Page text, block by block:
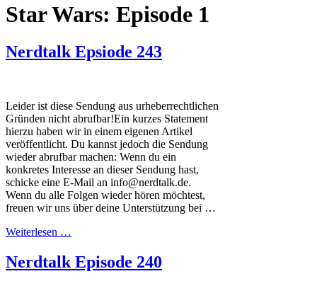
Star Wars: Episode 1
Nerdtalk Epsiode 243
Leider ist diese Sendung aus urheberrechtlichen
Gründen nicht abrufbar!Ein kurzes Statement
hierzu haben wir in einem eigenen Artikel
veröffentlicht. Du kannst jedoch die Sendung
wieder abrufbar machen: Wenn du ein
konkretes Interesse an dieser Sendung hast,
schicke eine E-Mail an info@nerdtalk.de.
Wenn du alle Folgen wieder hören möchtest,
freuen wir uns über deine Unterstützung bei …
Weiterlesen …
Nerdtalk Episode 240